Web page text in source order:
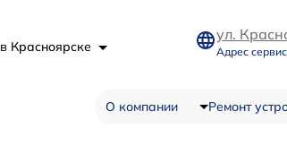
в Красноярске
ул.
Адрес
О компании Ремонт